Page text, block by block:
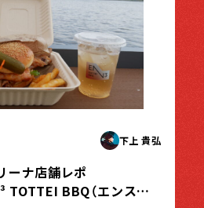
下上 貴弘
ーナ店舗レポ
BBQ（エンスリ